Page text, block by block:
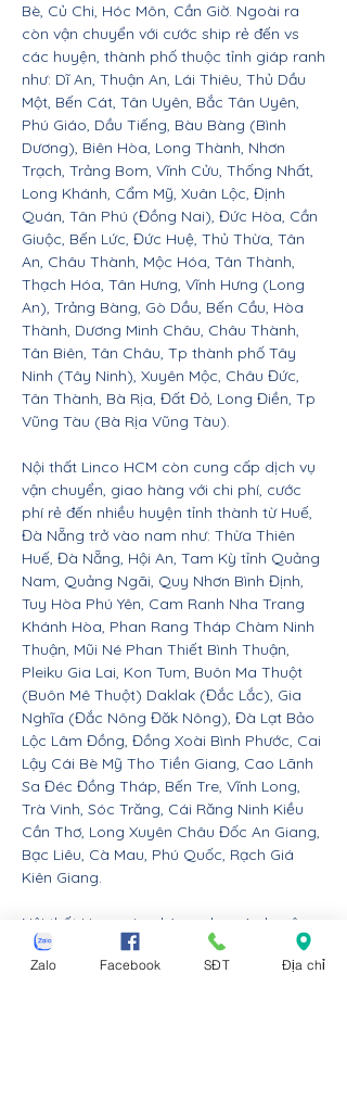
Bè, Củ Chi, Hóc Môn, Cần Giờ. Ngoài ra
còn vận chuyển với cước ship rẻ đến vs
các huyện, thành phố thuộc tỉnh giáp ranh
như: Dĩ An, Thuận An, Lái Thiêu, Thủ Dầu
Một, Bến Cát, Tân Uyên, Bắc Tân Uyên,
Phú Giáo, Dầu Tiếng, Bàu Bàng (Bình
Dương), Biên Hòa, Long Thành, Nhơn
Trạch, Trảng Bom, Vĩnh Cửu, Thống Nhất,
Long Khánh, Cẩm Mỹ, Xuân Lộc, Định
Quán, Tân Phú (Đồng Nai), Đức Hòa, Cần
Giuộc, Bến Lức, Đức Huệ, Thủ Thừa, Tân
An, Châu Thành, Mộc Hóa, Tân Thành,
Thạch Hóa, Tân Hưng, Vĩnh Hưng (Long
An), Trảng Bàng, Gò Dầu, Bến Cầu, Hòa
Thành, Dương Minh Châu, Châu Thành,
Tân Biên, Tân Châu, Tp thành phố Tây
Ninh (Tây Ninh), Xuyên Mộc, Châu Đức,
Tân Thành, Bà Rịa, Đất Đỏ, Long Điền, Tp
Vũng Tàu (Bà Rịa Vũng Tàu).
Nội thất Linco HCM còn cung cấp dịch vụ
vận chuyển, giao hàng với chi phí, cước
phí rẻ đến nhiều huyện tỉnh thành từ Huế,
Đà Nẵng trở vào nam như: Thừa Thiên
Huế, Đà Nẵng, Hội An, Tam Kỳ tỉnh Quảng
Nam, Quảng Ngãi, Quy Nhơn Bình Định,
Tuy Hòa Phú Yên, Cam Ranh Nha Trang
Khánh Hòa, Phan Rang Tháp Chàm Ninh
Thuận, Mũi Né Phan Thiết Bình Thuận,
Pleiku Gia Lai, Kon Tum, Buôn Ma Thuột
(Buôn Mê Thuột) Daklak (Đắc Lắc), Gia
Nghĩa (Đắc Nông Đăk Nông), Đà Lạt Bảo
Lộc Lâm Đồng, Đồng Xoài Bình Phước, Cai
Lậy Cái Bè Mỹ Tho Tiền Giang, Cao Lãnh
Sa Đéc Đồng Tháp, Bến Tre, Vĩnh Long,
Trà Vinh, Sóc Trăng, Cái Răng Ninh Kiều
Cần Thơ, Long Xuyên Châu Đốc An Giang,
Bạc Liêu, Cà Mau, Phú Quốc, Rạch Giá
Kiên Giang.
Nội thất Linco giao hàng cho các huyện,
thị xã tx, tp thành phố tỉnh thành từ Đà
Nẵng trở ra bắc: Thừa Thiên Huế, Đồng
Zalo Facebook SĐT Địa chỉ